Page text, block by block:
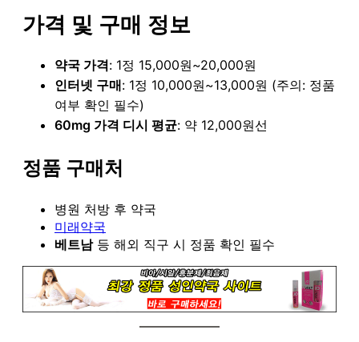
가격 및 구매 정보
약국 가격: 1정 15,000원~20,000원
인터넷 구매: 1정 10,000원~13,000원 (주의: 정품
여부 확인 필수)
60mg 가격 디시 평균: 약 12,000원선
정품 구매처
병원 처방 후 약국
미래약국
베트남등 해외 직구 시 정품 확인 필수